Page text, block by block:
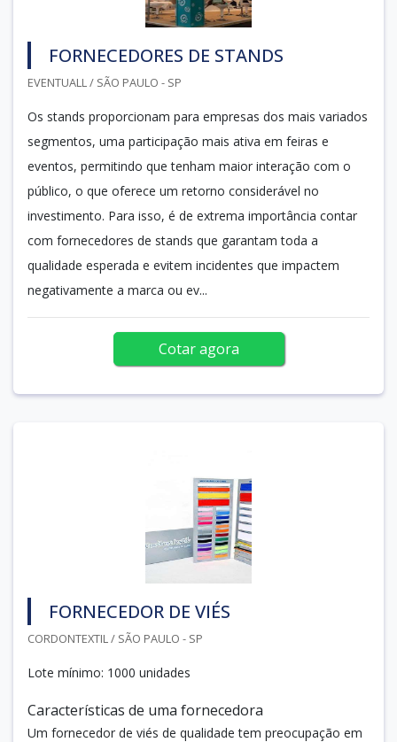
FORNECEDORES DE STANDS
EVENTUALL / SÃO PAULO - SP
Os stands proporcionam para empresas dos mais variados
segmentos, uma participação mais ativa em feiras e
eventos, permitindo que tenham maior interação com o
público, o que oferece um retorno considerável no
investimento. Para isso, é de extrema importância contar
com fornecedores de stands que garantam toda a
qualidade esperada e evitem incidentes que impactem
negativamente a marca ou ev...
Cotar agora
FORNECEDOR DE VIÉS
CORDONTEXTIL / SÃO PAULO - SP
Lote mínimo: 1000 unidades
Características de uma fornecedora
Um fornecedor de viés de qualidade tem preocupação em